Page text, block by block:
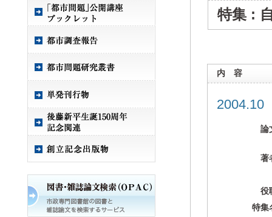
特集 :
内 容
論
著
役
特集